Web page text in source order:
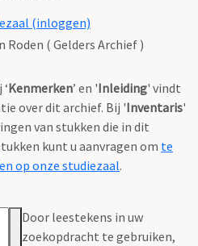
(inloggen)
( Gelders Archief )
Kenmerken’ en 'Inleiding' vindt
over dit archief. Bij 'Inventaris'
van stukken die in dit
kunt u aanvragen om te
op onze studiezaal.
Door leestekens in uw
zoekopdracht te gebruiken,